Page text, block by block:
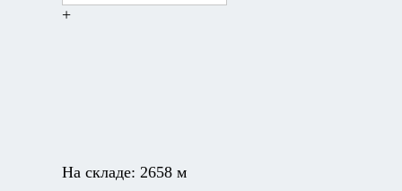
+
На складе: 2658 м